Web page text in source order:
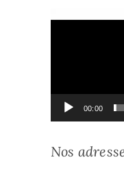
00:00
Nos